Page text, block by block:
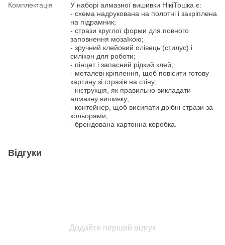
Комплектація
У наборі алмазної вишивки НікіТошка є:
- схема надрукована на полотні і закріплена
на підрамник;
- стрази круглої форми для повного
заповнення мозаїкою;
- зручний клейовий олівець (стилус) і
силікон для роботи;
- пінцет і запасний рідкий клей;
- металеві кріплення, щоб повісити готову
картину зі стразів на стіну;
- інструкція, як правильно викладати
алмазну вишивку;
- контейнер, щоб висипати дрібні стрази за
кольорами;
- брендована картонна коробка.
Відгуки
Додайте перший відгук